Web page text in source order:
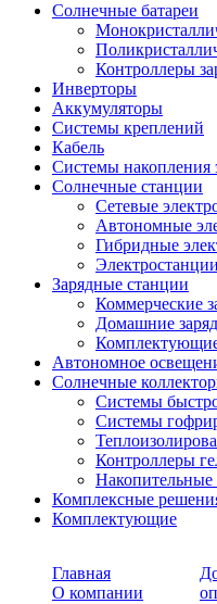
Солнечные батареи
Контроллеры
Инверторы
Аккумуляторы
Системы креплений
Кабель
Системы накопления
Солнечные станции
Сетевые
Автономные
Гибридные
Зарядные станции
Коммерческие
Домашние
Комплектующие
Автономное
Солнечные
Системы
Системы
Контроллеры
Комплексные
Комплектующие
Главная
О компании